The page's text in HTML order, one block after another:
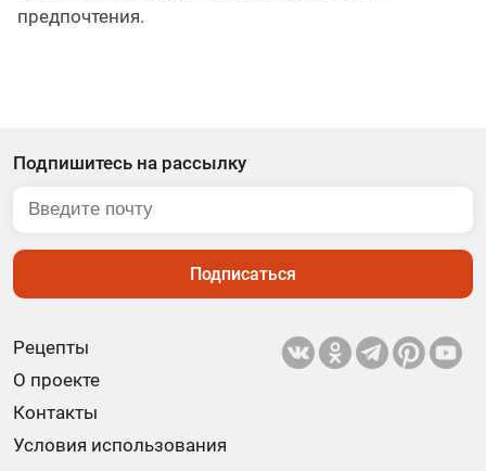
предпочтения.
Рецепты
О проекте
Контакты
Условия использования
Подпишитесь на рассылку
Подписаться